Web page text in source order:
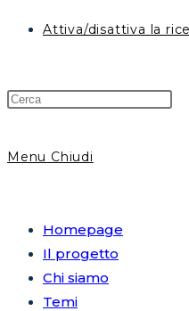
Attiva/disattiva la
Menu Chiudi
Homepage
Il progetto
Chi siamo
Temi